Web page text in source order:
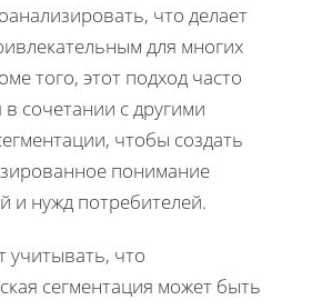
что делает
для многих
того, этот подход часто
в сочетании с другими
чтобы создать
понимание
и нужд потребителей.
учитывать, что
сегментация может быть